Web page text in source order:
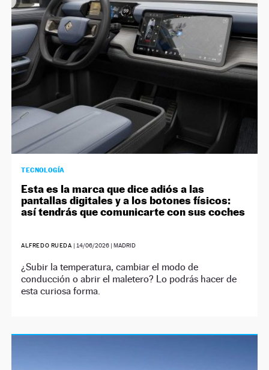
NEWSLETTER
SÍGUENOS
TECNOLOGÍA
Esta es la marca que dice adiós a las
pantallas digitales y a los botones físicos:
así tendrás que comunicarte con sus coches
ALFREDO RUEDA | 14/06/2026| MADRID
¿Subir la temperatura, cambiar el modo de
conducción o abrir el maletero? Lo podrás hacer de
esta curiosa forma.